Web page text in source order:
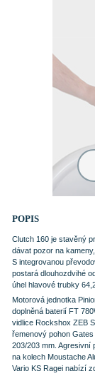
POPIS
Clutch 160 je stavěný
dávat pozor na
S integrovanou
postará dlouhozdvihé
úhel hlavové trubky
Motorová jednotka
doplněná baterií FT
vidlice Rockshox ZEB
řemenový pohon
203/203 mm. Agresivní
na kolech Moustache
Vario KS Ragei nabízí